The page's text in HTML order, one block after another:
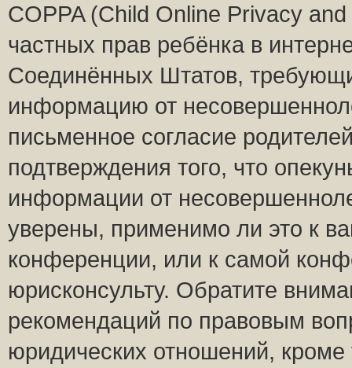
COPPA (Child Online Privacy
частных прав ребёнка в
Соединённых Штатов,
информацию от
письменное согласие
подтверждения того, что
информации от
уверены, применимо ли это к
конференции, или к самой
юрисконсульту. Обратите
рекомендаций по правовым
юридических отношений,